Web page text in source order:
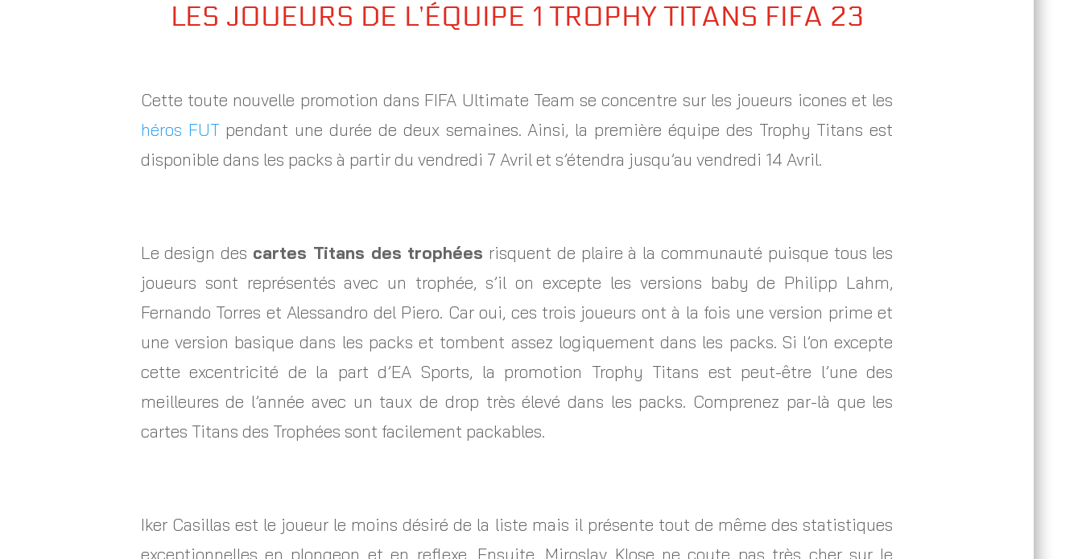
LES JOUEURS DE L’ÉQUIPE 1 TROPHY TITANS FIFA 23
Cette toute nouvelle promotion dans FIFA Ultimate Team se concentre sur les joueurs icones et les
héros FUT pendant une durée de deux semaines. Ainsi, la première équipe des Trophy Titans est
disponible dans les packs à partir du vendredi 7 Avril et s’étendra jusqu’au vendredi 14 Avril.
Le design des cartes Titans des trophées risquent de plaire à la communauté puisque tous les
joueurs sont représentés avec un trophée, s’il on excepte les versions baby de Philipp Lahm,
Fernando Torres et Alessandro del Piero. Car oui, ces trois joueurs ont à la fois une version prime et
une version basique dans les packs et tombent assez logiquement dans les packs. Si l’on excepte
cette excentricité de la part d’EA Sports, la promotion Trophy Titans est peut-être l’une des
meilleures de l’année avec un taux de drop très élevé dans les packs. Comprenez par-là que les
cartes Titans des Trophées sont facilement packables.
Iker Casillas est le joueur le moins désiré de la liste mais il présente tout de même des statistiques
exceptionnelles en plongeon et en reflexe. Ensuite, Miroslav Klose ne coute pas très cher sur le